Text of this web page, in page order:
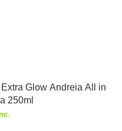
Glow Andreia All in
250ml